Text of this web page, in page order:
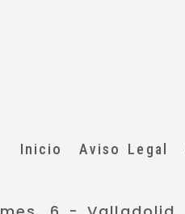
Inicio Aviso Legal